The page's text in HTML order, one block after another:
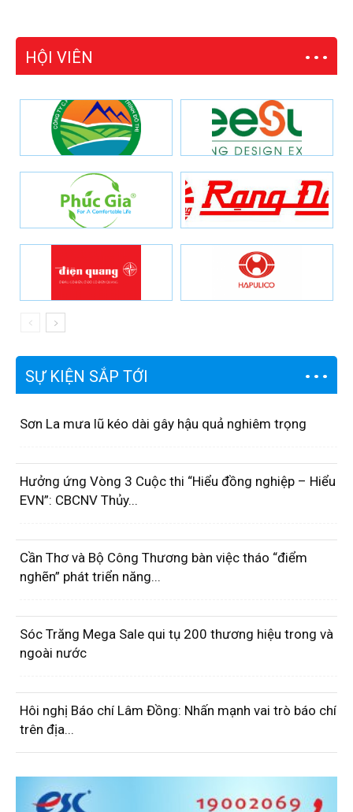
HỘI VIÊN
SỰ KIỆN SẮP TỚI
Sơn La mưa lũ kéo dài gây hậu quả nghiêm trọng
Hưởng ứng Vòng 3 Cuộc thi “Hiểu đồng nghiệp – Hiểu
EVN”: CBCNV Thủy...
Cần Thơ và Bộ Công Thương bàn việc tháo “điểm
nghẽn” phát triển năng...
Sóc Trăng Mega Sale qui tụ 200 thương hiệu trong và
ngoài nước
Hôi nghị Báo chí Lâm Đồng: Nhấn mạnh vai trò báo chí
trên địa...